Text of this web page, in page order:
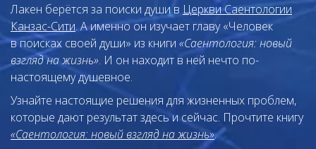
Лакен берётся за поиски души в Церкви Саентологии
Канзас-Сити. А именно он изучает главу «Человек
в поисках своей души» из книги «Саентология: новый
взгляд на жизнь». И он находит в ней нечто по-
настоящему душевное.
Узнайте настоящие решения для жизненных проблем,
которые дают результат здесь и сейчас. Прочтите книгу
«Саентология: новый взгляд на жизнь».